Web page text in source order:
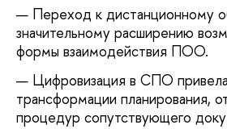
Переход к дистанционному
значительному расширению
формы взаимодействия ПОО.
Цифровизация в СПО
трансформации планирования,
процедур сопутствующего